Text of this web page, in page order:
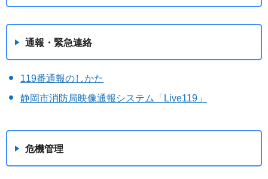
通報・緊急連絡
119番通報のしかた
静岡市消防局映像通報システム「Live119」
危機管理